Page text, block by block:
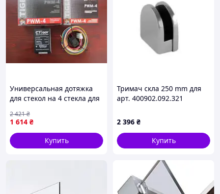
Универсальная дотяжка
для стекол на 4 стекла для
строительстве и ремонте
FLAME
1 614 ₴
2 421₴
Купить
Тримач скла 250 mm для
арт. 400902.092.321
2 396 ₴
Купить